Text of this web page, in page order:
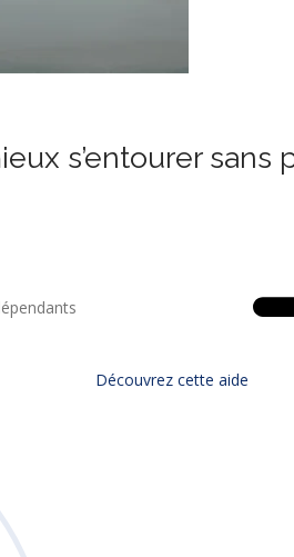
s’entourer sans
Découvrez cette aide